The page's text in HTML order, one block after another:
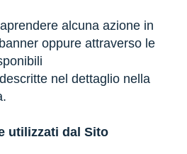
alcuna azione in
oppure attraverso le
nel dettaglio nella
utilizzati dal Sito